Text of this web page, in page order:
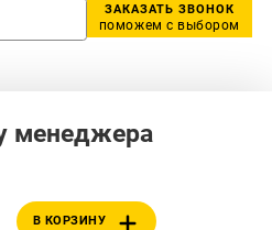
ЗАКАЗАТЬ ЗВОНОК
поможем с выбором
менеджера
В КОРЗИНУ